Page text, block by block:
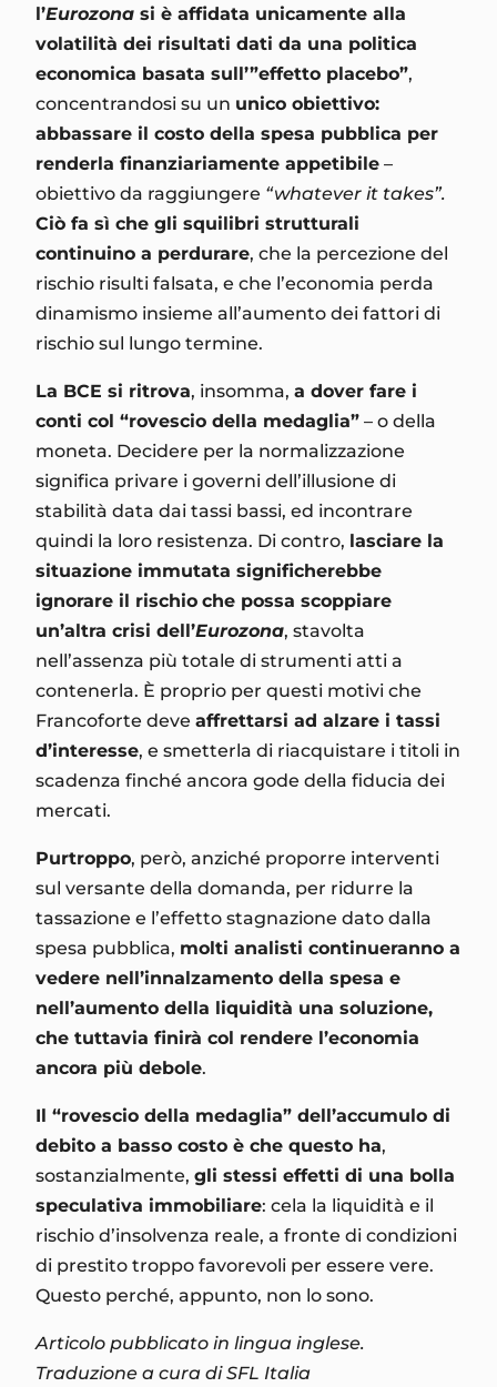
l’Eurozona si è affidata unicamente alla
volatilità dei risultati dati da una politica
economica basata sull’”effetto placebo”,
concentrandosi su un unico obiettivo:
abbassare il costo della spesa pubblica per
renderla finanziariamente appetibile –
obiettivo da raggiungere “whatever it takes”.
Ciò fa sì che gli squilibri strutturali
continuino a perdurare, che la percezione del
rischio risulti falsata, e che l’economia perda
dinamismo insieme all’aumento dei fattori di
rischio sul lungo termine.
La BCE si ritrova, insomma, a dover fare i
conti col “rovescio della medaglia” – o della
moneta. Decidere per la normalizzazione
significa privare i governi dell’illusione di
stabilità data dai tassi bassi, ed incontrare
quindi la loro resistenza. Di contro, lasciare la
situazione immutata significherebbe
ignorare il rischio che possa scoppiare
un’altra crisi dell’Eurozona, stavolta
nell’assenza più totale di strumenti atti a
contenerla. È proprio per questi motivi che
Francoforte deve affrettarsi ad alzare i tassi
d’interesse, e smetterla di riacquistare i titoli in
scadenza finché ancora gode della fiducia dei
mercati.
Purtroppo, però, anziché proporre interventi
sul versante della domanda, per ridurre la
tassazione e l’effetto stagnazione dato dalla
spesa pubblica, molti analisti continueranno a
vedere nell’innalzamento della spesa e
nell’aumento della liquidità una soluzione,
che tuttavia finirà col rendere l’economia
ancora più debole.
Il “rovescio della medaglia” dell’accumulo di
debito a basso costo è che questo ha,
sostanzialmente, gli stessi effetti di una bolla
speculativa immobiliare: cela la liquidità e il
rischio d’insolvenza reale, a fronte di condizioni
di prestito troppo favorevoli per essere vere.
Questo perché, appunto, non lo sono.
Articolo pubblicato in lingua inglese.
Traduzione a cura di SFL Italia